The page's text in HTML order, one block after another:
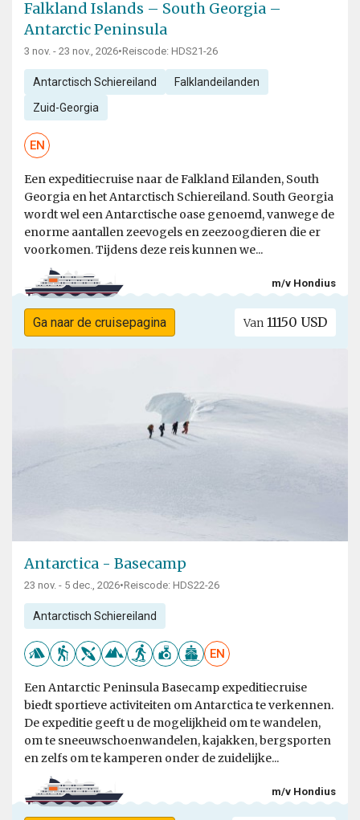
Falkland Islands – South Georgia –
Antarctic Peninsula
3 nov. - 23 nov., 2026•Reiscode: HDS21-26
Antarctisch Schiereiland Falklandeilanden
Zuid-Georgia
EN
Een expeditiecruise naar de Falkland Eilanden, South
Georgia en het Antarctisch Schiereiland. South Georgia
wordt wel een Antarctische oase genoemd, vanwege de
enorme aantallen zeevogels en zeezoogdieren die er
voorkomen. Tijdens deze reis kunnen we...
m/v Hondius
Ga naar de cruisepagina Van 11150 USD
Antarctica - Basecamp
23 nov. - 5 dec., 2026•Reiscode: HDS22-26
Antarctisch Schiereiland
EN
Een Antarctic Peninsula Basecamp expeditiecruise
biedt sportieve activiteiten om Antarctica te verkennen.
De expeditie geeft u de mogelijkheid om te wandelen,
om te sneeuwschoenwandelen, kajakken, bergsporten
en zelfs om te kamperen onder de zuidelijke...
m/v Hondius